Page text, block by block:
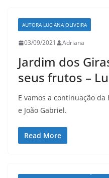
AUTORA LUCIANA OLIVEIRA
03/09/2021 Adriana
Jardim dos
seus frutos –
E vamos a continuação
e João Gabriel.
Read More